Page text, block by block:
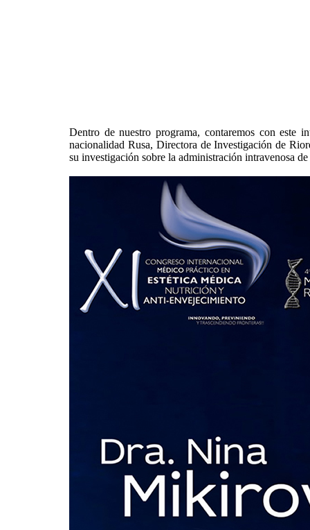
Dentro de nuestro programa, contaremos con
nacionalidad Rusa, Directora de Investigación de
su investigación sobre la administración intravenosa